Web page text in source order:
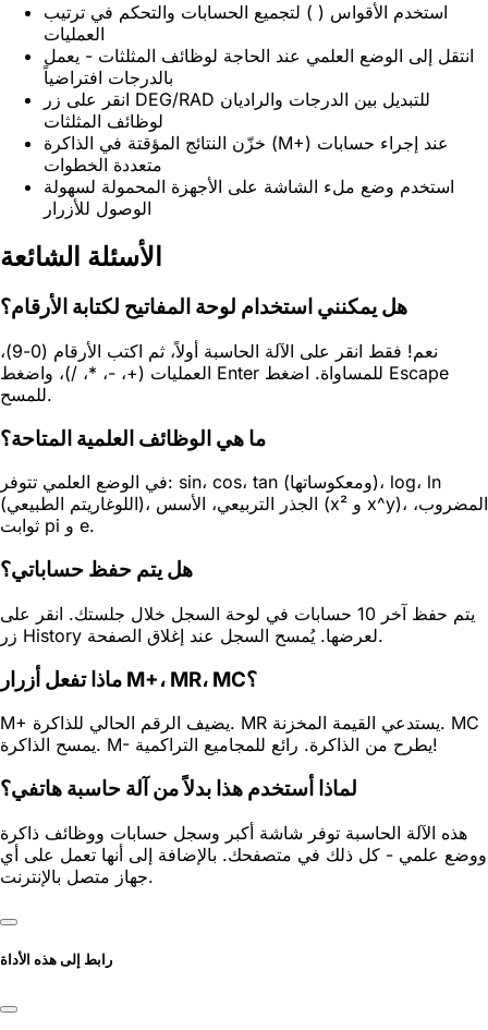
استخدم الأقواس ( ) لتجميع الحسابات والتحكم في ترتيب
العمليات
انتقل إلى الوضع العلمي عند الحاجة لوظائف المثلثات - يعمل
بالدرجات افتراضياً
انقر على زر DEG/RAD للتبديل بين الدرجات والراديان
لوظائف المثلثات
خزّن النتائج المؤقتة في الذاكرة (M+) عند إجراء حسابات
متعددة الخطوات
استخدم وضع ملء الشاشة على الأجهزة المحمولة لسهولة
الوصول للأزرار
الأسئلة الشائعة
هل يمكنني استخدام لوحة المفاتيح لكتابة الأرقام؟
نعم! فقط انقر على الآلة الحاسبة أولاً، ثم اكتب الأرقام (0-9)،
العمليات (+، -، *، /)، واضغط Enter للمساواة. اضغط Escape
للمسح.
ما هي الوظائف العلمية المتاحة؟
في الوضع العلمي تتوفر: sin، cos، tan (ومعكوساتها)، log، ln
(اللوغاريتم الطبيعي)، الجذر التربيعي، الأسس (x² و x^y)، المضروب،
ثوابت pi و e.
هل يتم حفظ حساباتي؟
يتم حفظ آخر 10 حسابات في لوحة السجل خلال جلستك. انقر على
زر History لعرضها. يُمسح السجل عند إغلاق الصفحة.
ماذا تفعل أزرار M+، MR، MC؟
M+ يضيف الرقم الحالي للذاكرة. MR يستدعي القيمة المخزنة. MC
يمسح الذاكرة. M- يطرح من الذاكرة. رائع للمجاميع التراكمية!
لماذا أستخدم هذا بدلاً من آلة حاسبة هاتفي؟
هذه الآلة الحاسبة توفر شاشة أكبر وسجل حسابات ووظائف ذاكرة
ووضع علمي - كل ذلك في متصفحك. بالإضافة إلى أنها تعمل على أي
جهاز متصل بالإنترنت.
رابط إلى هذه الأداة